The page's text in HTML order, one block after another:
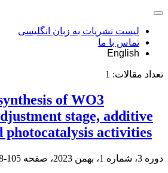
لیست نشریات به زبان انگلیسی
تماس با ما
English
تعداد مقالات: 1
of WO3
stage, additive
photocatalysis activities
دوره 3، شماره 1، بهمن 2023، صفحه 105-118